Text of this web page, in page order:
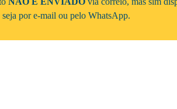
por e-mail ou pelo WhatsApp.